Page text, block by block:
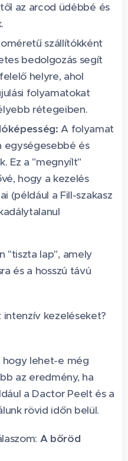
az arcod üdébbé és
szállítókként
bedolgozás segít
helyre, ahol
folyamatokat
rétegeiben.
A folyamat
egységesebbé és
Ez a "megnyílt"
hogy a kezelés
(például a Fill-szakasz
"tiszta lap", amely
és a hosszú távú
intenzív kezeléseket?
hogy lehet-e még
az eredmény, ha
a Dactor Peelt és a
rövid időn belül.
A bőröd